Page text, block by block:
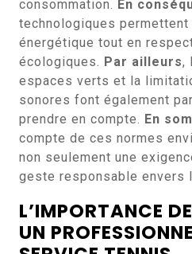
consommation. En
technologiques
énergétique tout en
écologiques. Par ailleurs,
espaces verts et la
sonores font également
prendre en compte. En
compte de ces normes
non seulement une
geste responsable envers
L’IMPORTANCE
UN